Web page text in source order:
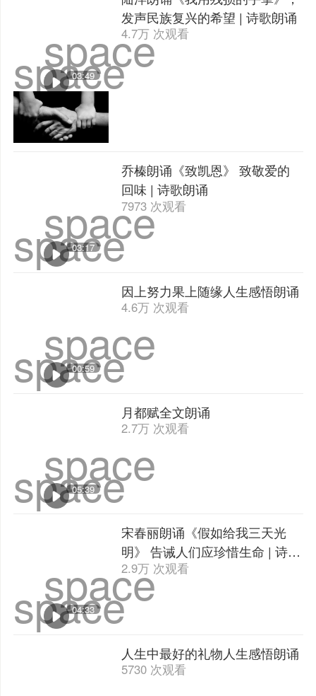
space
space
07:18
3.3万 次观看
space
space
03:49
发声民族复兴的希望 | 诗歌朗诵
4.7万 次观看
space
space
回味 | 诗歌朗诵
7973 次观看
space
space
4.6万 次观看
space
space
月都赋全文朗诵
2.7万 次观看